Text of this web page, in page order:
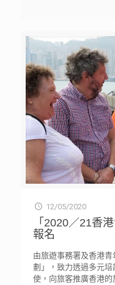
12/05/2020
「2020／21香
報名
由旅遊事務署及香港
劃」，致力透過多元
使，向旅客推廣香港